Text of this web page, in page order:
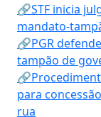
🔗STF inicia
mandato-
🔗PGR
tampão de
para
rua